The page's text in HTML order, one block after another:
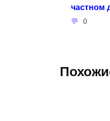
частном
0